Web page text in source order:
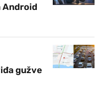
Android
gužve